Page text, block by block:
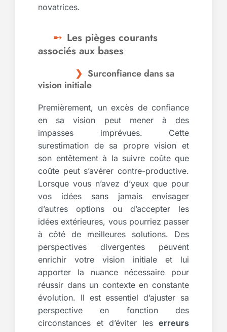
novatrices.
Les pièges courants
associés aux bases
Surconfiance dans sa
vision initiale
Premièrement, un excès de confiance
en sa vision peut mener à des
impasses imprévues. Cette
surestimation de sa propre vision et
son entêtement à la suivre coûte que
coûte peut s’avérer contre-productive.
Lorsque vous n’avez d’yeux que pour
vos idées sans jamais envisager
d’autres options ou d’accepter les
idées extérieures, vous pourriez passer
à côté de meilleures solutions. Des
perspectives divergentes peuvent
enrichir votre vision initiale et lui
apporter la nuance nécessaire pour
réussir dans un contexte en constante
évolution. Il est essentiel d’ajuster sa
perspective en fonction des
circonstances et d’éviter les erreurs